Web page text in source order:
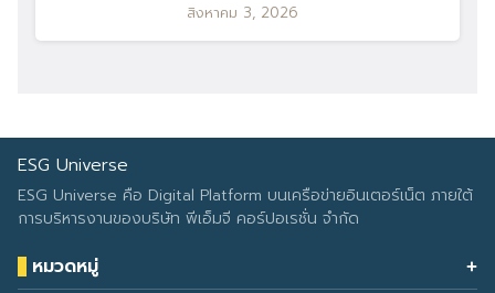
สิงหาคม 3, 2026
ESG Universe
ESG Universe คือ Digital Platform บนเครือข่ายอินเตอร์เน็ต ภายใต้
การบริหารงานของบริษัท พีเอ็มจี คอร์ปอเรชั่น จำกัด
หมวดหมู่